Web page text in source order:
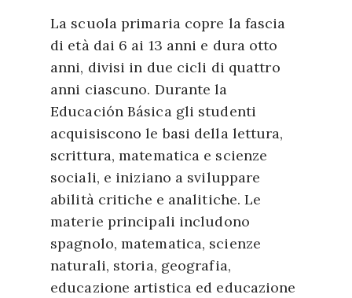
La scuola primaria copre la fascia
di età dai 6 ai 13 anni e dura otto
anni, divisi in due cicli di quattro
anni ciascuno. Durante la
Educación Básica gli studenti
acquisiscono le basi della lettura,
scrittura, matematica e scienze
sociali, e iniziano a sviluppare
abilità critiche e analitiche. Le
materie principali includono
spagnolo, matematica, scienze
naturali, storia, geografia,
educazione artistica ed educazione